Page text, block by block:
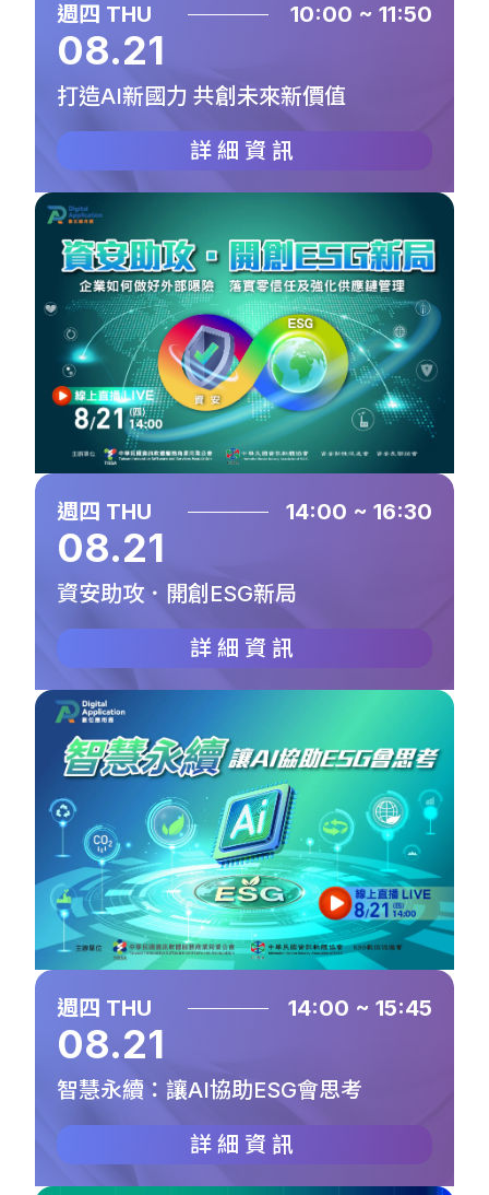
週四 THU 10:00 ~ 11:50
08.21
打造AI新國力 共創未來新價值
詳細資訊
週四 THU 14:00 ~ 16:30
08.21
資安助攻．開創ESG新局
詳細資訊
週四 THU 14:00 ~ 15:45
08.21
智慧永續：讓AI協助ESG會思考
詳細資訊